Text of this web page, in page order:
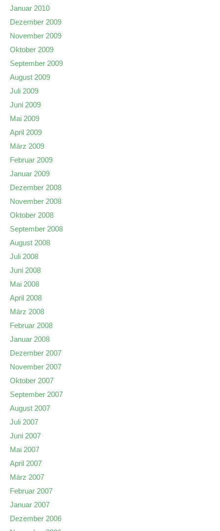
Januar 2010
Dezember 2009
November 2009
Oktober 2009
September 2009
August 2009
Juli 2009
Juni 2009
Mai 2009
April 2009
März 2009
Februar 2009
Januar 2009
Dezember 2008
November 2008
Oktober 2008
September 2008
August 2008
Juli 2008
Juni 2008
Mai 2008
April 2008
März 2008
Februar 2008
Januar 2008
Dezember 2007
November 2007
Oktober 2007
September 2007
August 2007
Juli 2007
Juni 2007
Mai 2007
April 2007
März 2007
Februar 2007
Januar 2007
Dezember 2006